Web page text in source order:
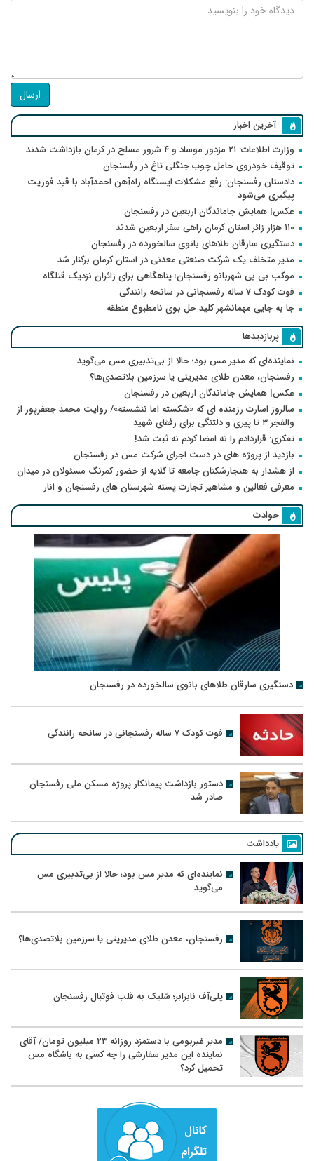
ارسال
آخرین اخبار
وزارت اطلاعات: ۲۱ مزدور موساد و ۴ شرور مسلح در کرمان بازداشت شدند
توقیف خودروی حامل چوب جنگلی تاغ در رفسنجان
دادستان رفسنجان: رفع مشکلات ایستگاه راه‌آهن احمدآباد با قید فوریت
پیگیری می‌شود
عکس| همایش جاماندگان اربعین در رفسنجان
۱۱۰ هزار زائر استان کرمان راهی سفر اربعین شدند
دستگیری سارقان طلاهای بانوی سالخورده در رفسنجان
مدیر متخلف یک شرکت صنعتی معدنی در استان کرمان برکنار شد
موکب بی بی شهربانو رفسنجان؛ پناهگاهی برای زائران نزدیک قتلگاه
فوت کودک ۷ ساله رفسنجانی در سانحه رانندگی
جا به جایی مهمانشهر کلید حل بوی نامطبوع منطقه
پربازدیدها
نماینده‌ای که مدیر مس بود؛ حالا از بی‌تدبیری مس می‌گوید
رفسنجان، معدن طلای مدیریتی یا سرزمین بلاتصدی‌ها؟
عکس| همایش جاماندگان اربعین در رفسنجان
سالروز اسارت رزمنده ای که «شکسته اما ننشسته»/ روایت محمد جعفرپور از
والفجر ۳ تا پیری و دلتنگی برای رفقای شهید
تفکری: قراردادم را نه امضا کردم نه ثبت شد!
بازدید از پروژه های در دست اجرای شرکت مس در رفسنجان
از هشدار به هنجارشکنان جامعه تا گلایه از حضور کمرنگ مسئولان در میدان
معرفی فعالین و مشاهیر تجارت پسته شهرستان های رفسنجان و انار
حوادث
دستگیری سارقان طلاهای بانوی سالخورده در رفسنجان
فوت کودک ۷ ساله رفسنجانی در سانحه رانندگی
دستور بازداشت پیمانکار پروژه مسکن ملی رفسنجان
صادر شد
یادداشت
نماینده‌ای که مدیر مس بود؛ حالا از بی‌تدبیری مس
می‌گوید
رفسنجان، معدن طلای مدیریتی یا سرزمین بلاتصدی‌ها؟
پلی‌آف نابرابر؛ شلیک به قلب فوتبال رفسنجان
مدیر غیربومی با دستمزد روزانه ۲۳ میلیون تومان/ آقای
نماینده این مدیر سفارشی را چه کسی به باشگاه مس
تحمیل کرد؟